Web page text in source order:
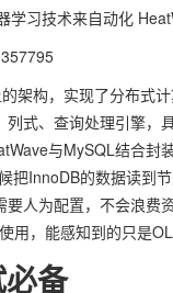
学习技术来自动化
架构，实现了分布式
列式、查询处理引擎，
与MySQL结合封
把InnoDB的数据读到
人为配置，不会浪费
用，能感知到的只是
备